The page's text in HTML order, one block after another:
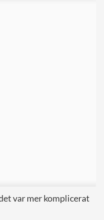
var mer komplicerat